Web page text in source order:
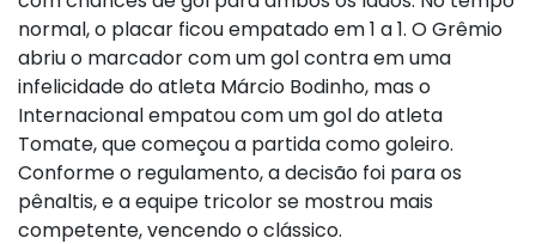
normal, o placar ficou empatado em 1 a 1. O Grêmio
abriu o marcador com um gol contra em uma
infelicidade do atleta Márcio Bodinho, mas o
Internacional empatou com um gol do atleta
Tomate, que começou a partida como goleiro.
Conforme o regulamento, a decisão foi para os
pênaltis, e a equipe tricolor se mostrou mais
competente, vencendo o clássico.